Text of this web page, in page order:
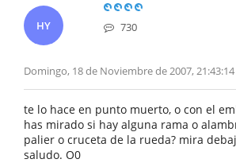
HY 730
Domingo, 18 de Noviembre de 2007, 21:43:14
te lo hace en punto muerto, o con el
has mirado si hay alguna rama o
palier o cruceta de la rueda? mira
saludo. O0